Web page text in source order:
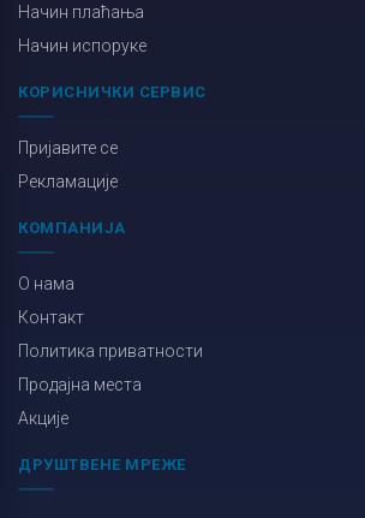
Начин плаћања
Начин испоруке
КОРИСНИЧКИ СЕРВИС
Пријавите се
Рекламације
КОМПАНИЈА
О нама
Контакт
Политика приватности
Продајна места
Акције
ДРУШТВЕНЕ МРЕЖЕ